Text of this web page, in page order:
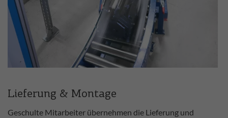
Lieferung & Montage
Geschulte Mitarbeiter übernehmen die Lieferung und